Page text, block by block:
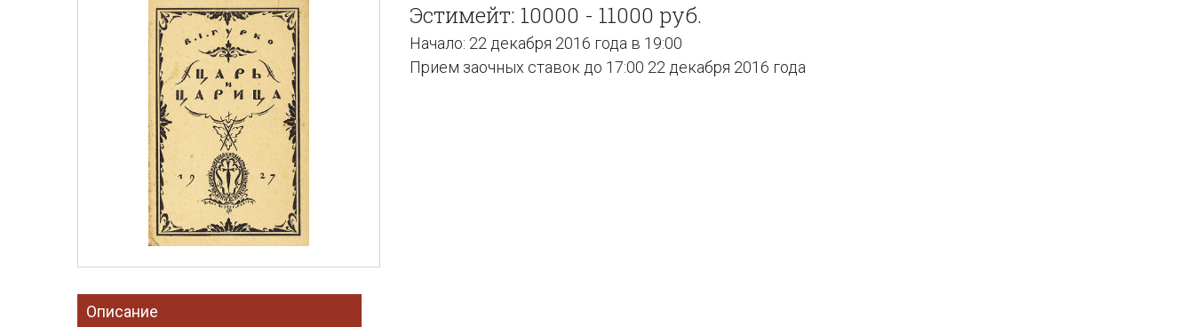
Эстимейт: 10000 - 11000 руб.
Начало: 22 декабря 2016 года в 19:00
Прием заочных ставок до 17:00 22 декабря 2016 года
Описание